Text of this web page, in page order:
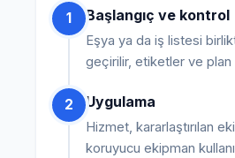
1 Başlangıç ve kontrol
Eşya ya da iş listesi
geçirilir, etiketler ve plan
2 Uygulama
Hizmet, kararlaştırılan
koruyucu ekipman